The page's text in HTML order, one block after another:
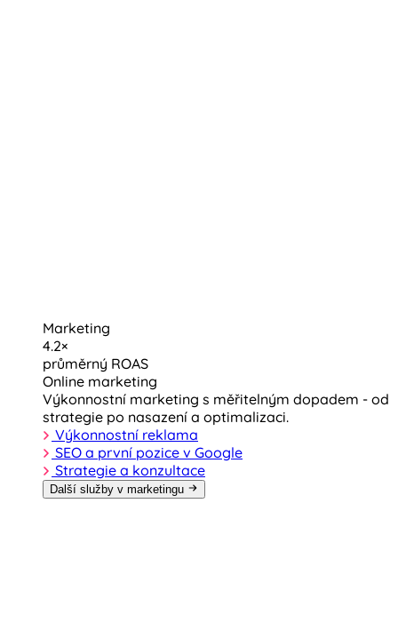
Marketing
4.2×
průměrný ROAS
Online marketing
Výkonnostní marketing s měřitelným dopadem - od
strategie po nasazení a optimalizaci.
Výkonnostní reklama
SEO a první pozice v Google
Strategie a konzultace
Další služby v marketingu